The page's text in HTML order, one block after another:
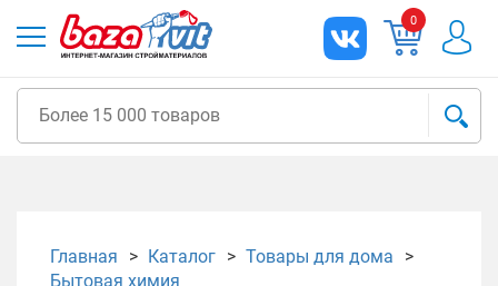
0
Главная Каталог
Товары для дома
Бытовая химия